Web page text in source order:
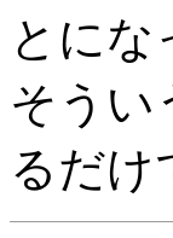
とにな
そうい
るだけ